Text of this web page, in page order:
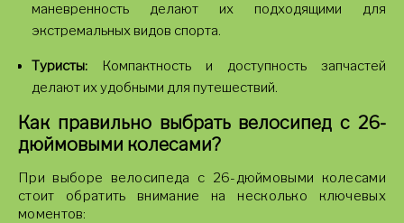
маневренность делают их подходящими для
экстремальных видов спорта.
Туристы: Компактность и доступность запчастей
делают их удобными для путешествий.
Как правильно выбрать велосипед с 26-
дюймовыми колесами?
При выборе велосипеда с 26-дюймовыми колесами
стоит обратить внимание на несколько ключевых
моментов: